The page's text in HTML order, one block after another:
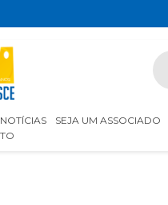
NOTÍCIAS
SEJA UM ASSOCIADO